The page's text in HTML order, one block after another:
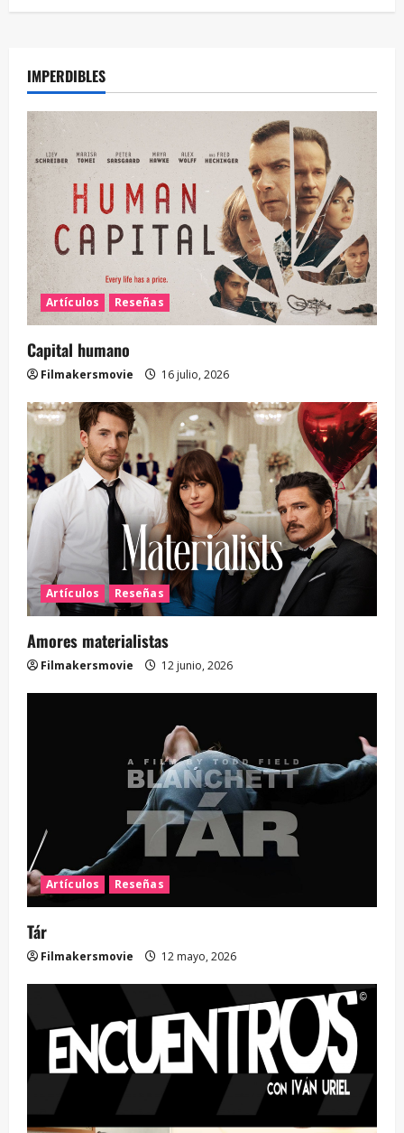
IMPERDIBLES
Artículos Reseñas
Capital humano
Filmakersmovie 16 julio, 2026
Artículos Reseñas
Amores materialistas
Filmakersmovie 12 junio, 2026
Artículos Reseñas
Tár
Filmakersmovie 12 mayo, 2026